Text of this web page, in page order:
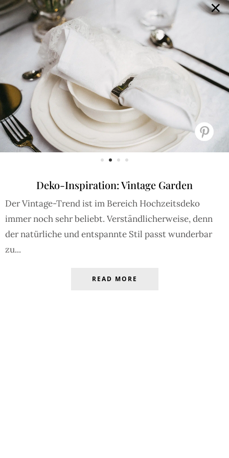
×
Deko-Inspiration: Vintage Garden
Der Vintage-Trend ist im Bereich Hochzeitsdeko
immer noch sehr beliebt. Verständlicherweise, denn
der natürliche und entspannte Stil passt wunderbar
zu...
SELECTION SHOP IT
Array ( [0] => extra_args [1] => Array ( [post__not_in] =>
Array ( [0] => 101441 ) ) )